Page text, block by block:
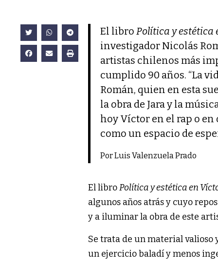
El libro Política y estética
investigador Nicolás
artistas chilenos más
cumplido 90 años. “La
Román, quien en esta
la obra de Jara y la
hoy Víctor en el rap o
como un espacio de
Por Luis Valenzuela Prado
El libroPolítica y estética en
algunos años atrás y cuyo
y a iluminar la obra de este
Se trata de un material valioso
un ejercicio baladí y menos